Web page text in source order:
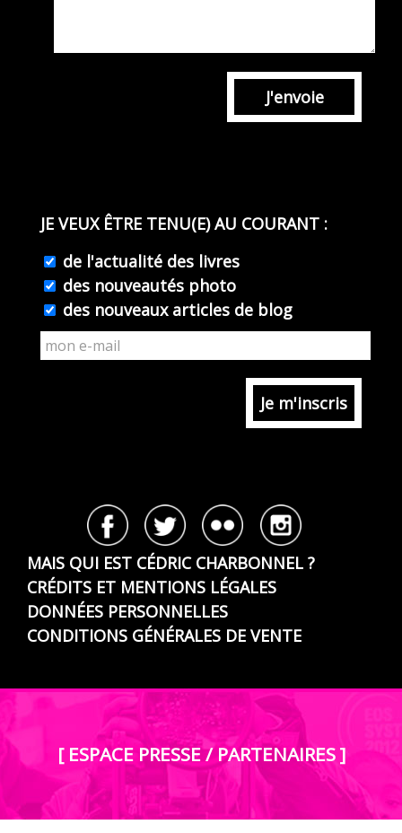
J'envoie
JE VEUX ÊTRE TENU(E) AU COURANT :
de l'actualité des livres
des nouveautés photo
des nouveaux articles de blog
MAIS QUI EST CÉDRIC CHARBONNEL ?
CRÉDITS ET MENTIONS LÉGALES
DONNÉES PERSONNELLES
CONDITIONS GÉNÉRALES DE VENTE
[ ESPACE PRESSE / PARTENAIRES ]